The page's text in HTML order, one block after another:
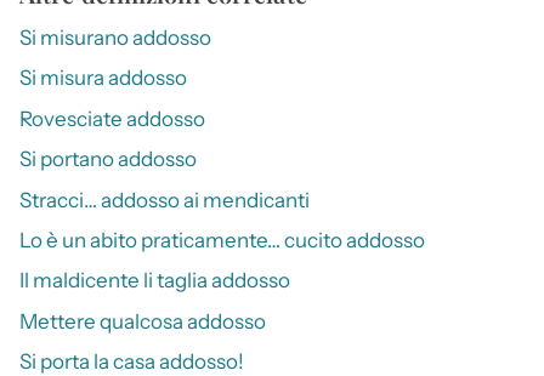
Si misurano addosso
Si misura addosso
Rovesciate addosso
Si portano addosso
Stracci… addosso ai mendicanti
Lo è un abito praticamente… cucito addosso
Il maldicente li taglia addosso
Mettere qualcosa addosso
Si porta la casa addosso!